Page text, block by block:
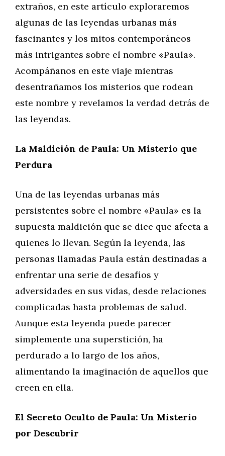
extraños, en este artículo exploraremos
algunas de las leyendas urbanas más
fascinantes y los mitos contemporáneos
más intrigantes sobre el nombre «Paula».
Acompáñanos en este viaje mientras
desentrañamos los misterios que rodean
este nombre y revelamos la verdad detrás de
las leyendas.
La Maldición de Paula: Un Misterio que
Perdura
Una de las leyendas urbanas más
persistentes sobre el nombre «Paula» es la
supuesta maldición que se dice que afecta a
quienes lo llevan. Según la leyenda, las
personas llamadas Paula están destinadas a
enfrentar una serie de desafíos y
adversidades en sus vidas, desde relaciones
complicadas hasta problemas de salud.
Aunque esta leyenda puede parecer
simplemente una superstición, ha
perdurado a lo largo de los años,
alimentando la imaginación de aquellos que
creen en ella.
El Secreto Oculto de Paula: Un Misterio
por Descubrir